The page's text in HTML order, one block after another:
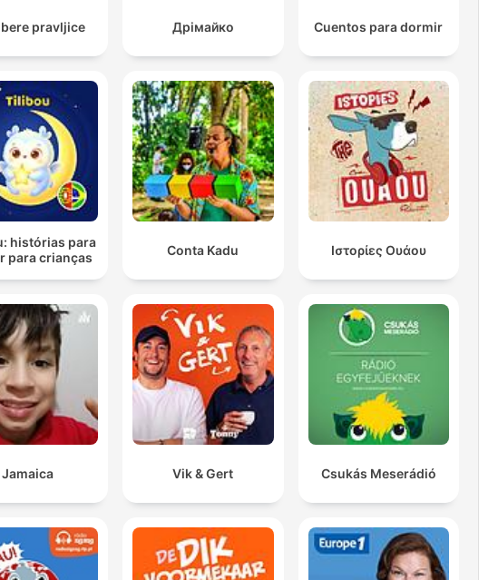
pravljice Дрімайко Cuentos para dormir
histórias para
para crianças
Conta Kadu Ιστορίες Ουάου
Jamaica Vik & Gert Csukás Meserádió